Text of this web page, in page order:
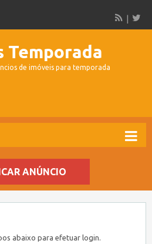
Temporada
de imóveis para temporada
ANÚNCIO
abaixo para efetuar login.